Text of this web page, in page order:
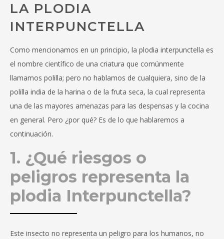
LA PLODIA
INTERPUNCTELLA
Como mencionamos en un principio, la plodia interpunctella es
el nombre científico de una criatura que comúnmente
llamamos polilla; pero no hablamos de cualquiera, sino de la
polilla india de la harina o de la fruta seca, la cual representa
una de las mayores amenazas para las despensas y la cocina
en general. Pero ¿por qué? Es de lo que hablaremos a
continuación.
1. ¿Qué riesgos o
peligros representa la
plodia Interpunctella?
Este insecto no representa un peligro para los humanos, no